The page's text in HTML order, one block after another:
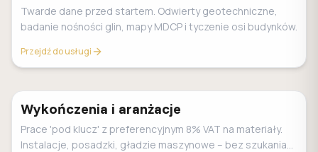
Twarde dane przed startem. Odwierty geotechniczne,
badanie nośności glin, mapy MDCP i tyczenie osi budynków.
Przejdź do usługi
Wykończenia i aranżacje
Prace 'pod klucz' z preferencyjnym 8% VAT na materiały.
Instalacje, posadzki, gładzie maszynowe – bez szukania